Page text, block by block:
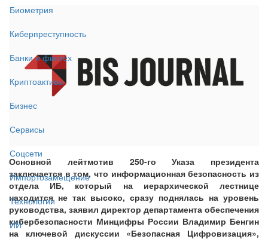
Биометрия
Киберпреступность
Банки и финтех
Криптоактивы
Бизнес
Сервисы
Соцсети
Импортозамещение
Технологии
ИИ
Основной лейтмотив 250-го Указа президента
заключается в том, что информационная безопасность из
отдела ИБ, который на иерархической лестнице
находится не так высоко, сразу поднялась на уровень
руководства, заявил директор департамента обеспечения
кибербезопасности Минцифры России Владимир Бенгин
на ключевой дискуссии «Безопасная Цифровизация»,